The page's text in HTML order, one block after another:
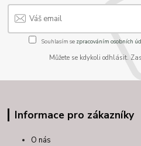
Souhlasím se zpracováním osobních
Můžete se kdykoli odhlásit.
Informace pro zákazníky
O nás